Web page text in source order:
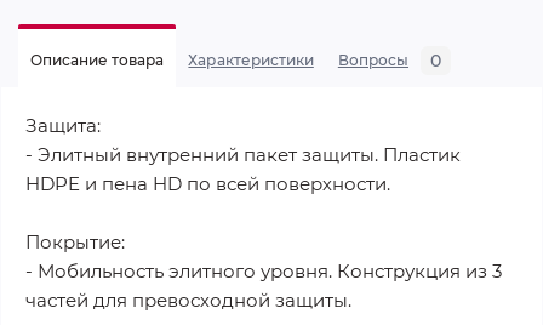
Описание товара Характеристики Вопросы 0
Защита:
- Элитный внутренний пакет защиты. Пластик
HDPE и пена HD по всей поверхности.
Покрытие:
- Мобильность элитного уровня. Конструкция из 3
частей для превосходной защиты.